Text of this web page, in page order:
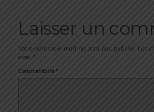
Laisser un
Votre adresse e-mail ne sera pas publiée. Les
avec *
Commentaire *